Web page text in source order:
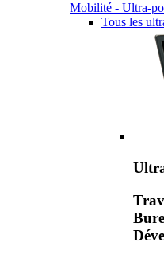
Mobilité - Ultra-
Tous les